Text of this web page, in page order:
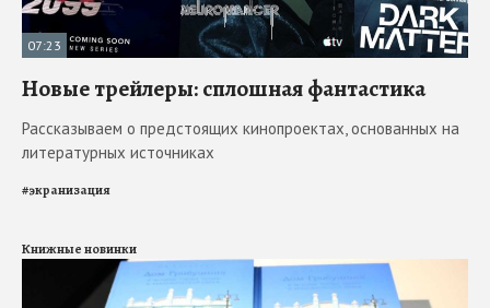
07:23
Новые трейлеры: сплошная фантастика
Рассказываем о предстоящих кинопроектах, основанных на
литературных источниках
#экранизация
Книжные новинки